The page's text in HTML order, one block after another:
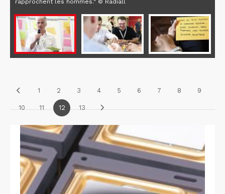
rapprochent les hommes." © Radiall
1 2 3 4 5 6 7 8 9
10 11 12 13